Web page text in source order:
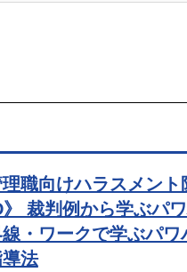
理職向けハラスメン
》 裁判例から学ぶパ
・ワークで学ぶパワ
法